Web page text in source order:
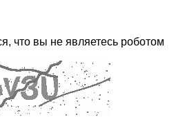
что вы не являетесь роботом